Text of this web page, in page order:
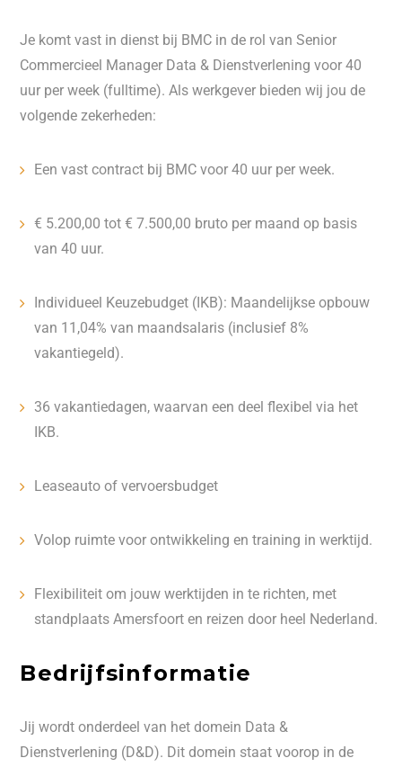
Je komt vast in dienst bij BMC in de rol van Senior
Commercieel Manager Data & Dienstverlening voor 40
uur per week (fulltime). Als werkgever bieden wij jou de
volgende zekerheden:
Een vast contract bij BMC voor 40 uur per week.
€ 5.200,00 tot € 7.500,00 bruto per maand op basis
van 40 uur.
Individueel Keuzebudget (IKB): Maandelijkse opbouw
van 11,04% van maandsalaris (inclusief 8%
vakantiegeld).
36 vakantiedagen, waarvan een deel flexibel via het
IKB.
Leaseauto of vervoersbudget
Volop ruimte voor ontwikkeling en training in werktijd.
Flexibiliteit om jouw werktijden in te richten, met
standplaats Amersfoort en reizen door heel Nederland.
Bedrijfsinformatie
Jij wordt onderdeel van het domein Data &
Dienstverlening (D&D). Dit domein staat voorop in de